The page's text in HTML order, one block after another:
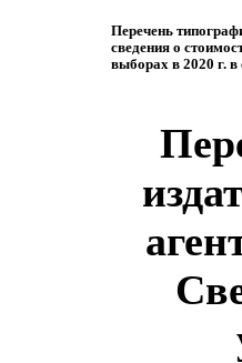
Перечень
сведения о
выборах в 2020 г.